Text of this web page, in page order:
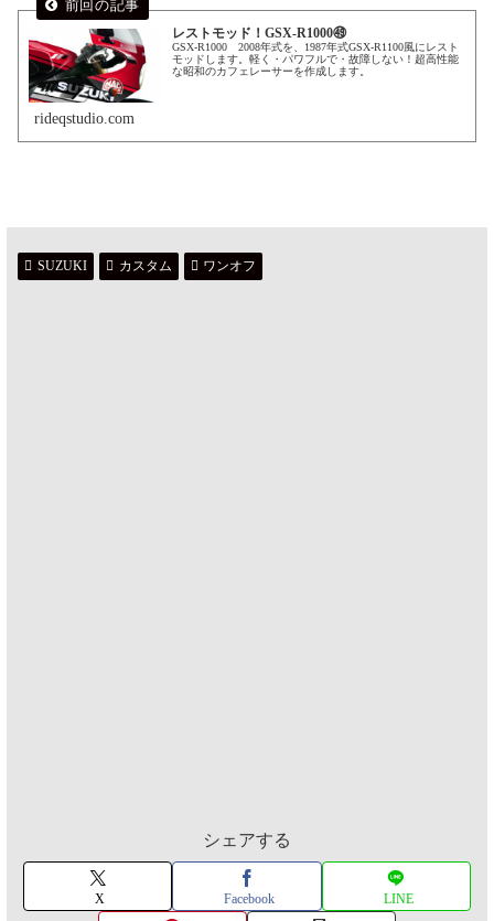
レストモッド！GSX-R1000㊾
GSX-R1000 2008年式を、1987年式GSX-R1100風にレスト
モッドします。軽く・パワフルで・故障しない！超高性能
な昭和のカフェレーサーを作成します。
rideqstudio.com
SUZUKI カスタム ワンオフ
シェアする
X Facebook LINE